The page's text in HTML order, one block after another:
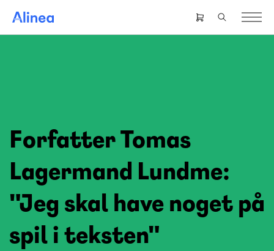
hovedindhold
Header
right
Forfatter Tomas
Lagermand Lundme:
"Jeg skal have noget på
spil i teksten"